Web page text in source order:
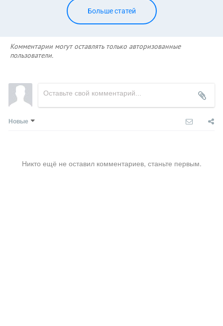
Больше статей
Комментарии могут оставлять только авторизованные
пользователи.
Новые
Никто ещё не оставил комментариев, станьте первым.